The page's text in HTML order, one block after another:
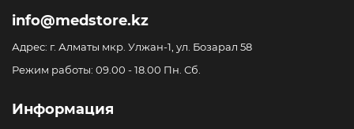
info@medstore.kz
Адрес: г. Алматы мкр. Улжан-1, ул. Бозарал 58
Режим работы: 09.00 - 18.00 Пн. Сб.
Информация